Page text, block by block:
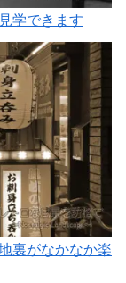
学できます
裏がなかなか楽